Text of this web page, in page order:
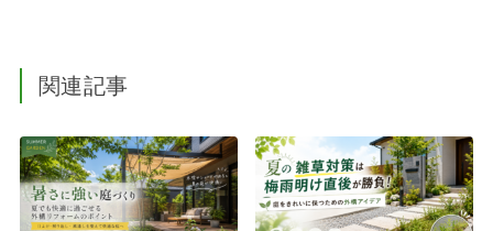
関連記事